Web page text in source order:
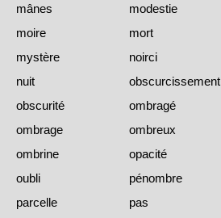
mânes
modestie
moire
mort
mystère
noirci
nuit
obscurcissement
obscurité
ombragé
ombrage
ombreux
ombrine
opacité
oubli
pénombre
parcelle
pas